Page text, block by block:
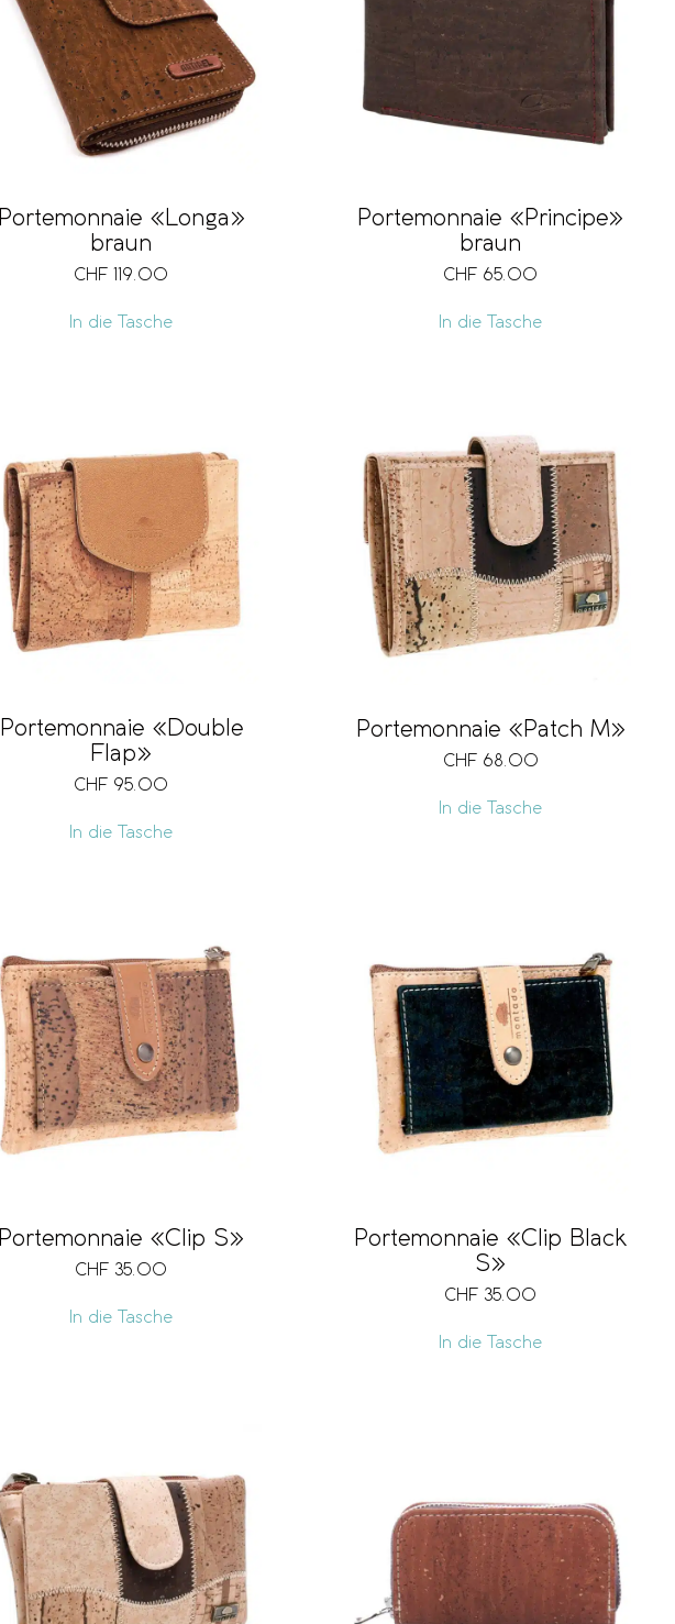
Portemonnaie «Longa»
braun
CHF 119.00
In die Tasche
Portemonnaie «Principe»
braun
CHF 65.00
In die Tasche
Portemonnaie «Double
Flap»
CHF 95.00
In die Tasche
Portemonnaie «Patch M»
CHF 68.00
In die Tasche
Portemonnaie «Clip S»
CHF 35.00
In die Tasche
Portemonnaie «Clip Black
S»
CHF 35.00
In die Tasche